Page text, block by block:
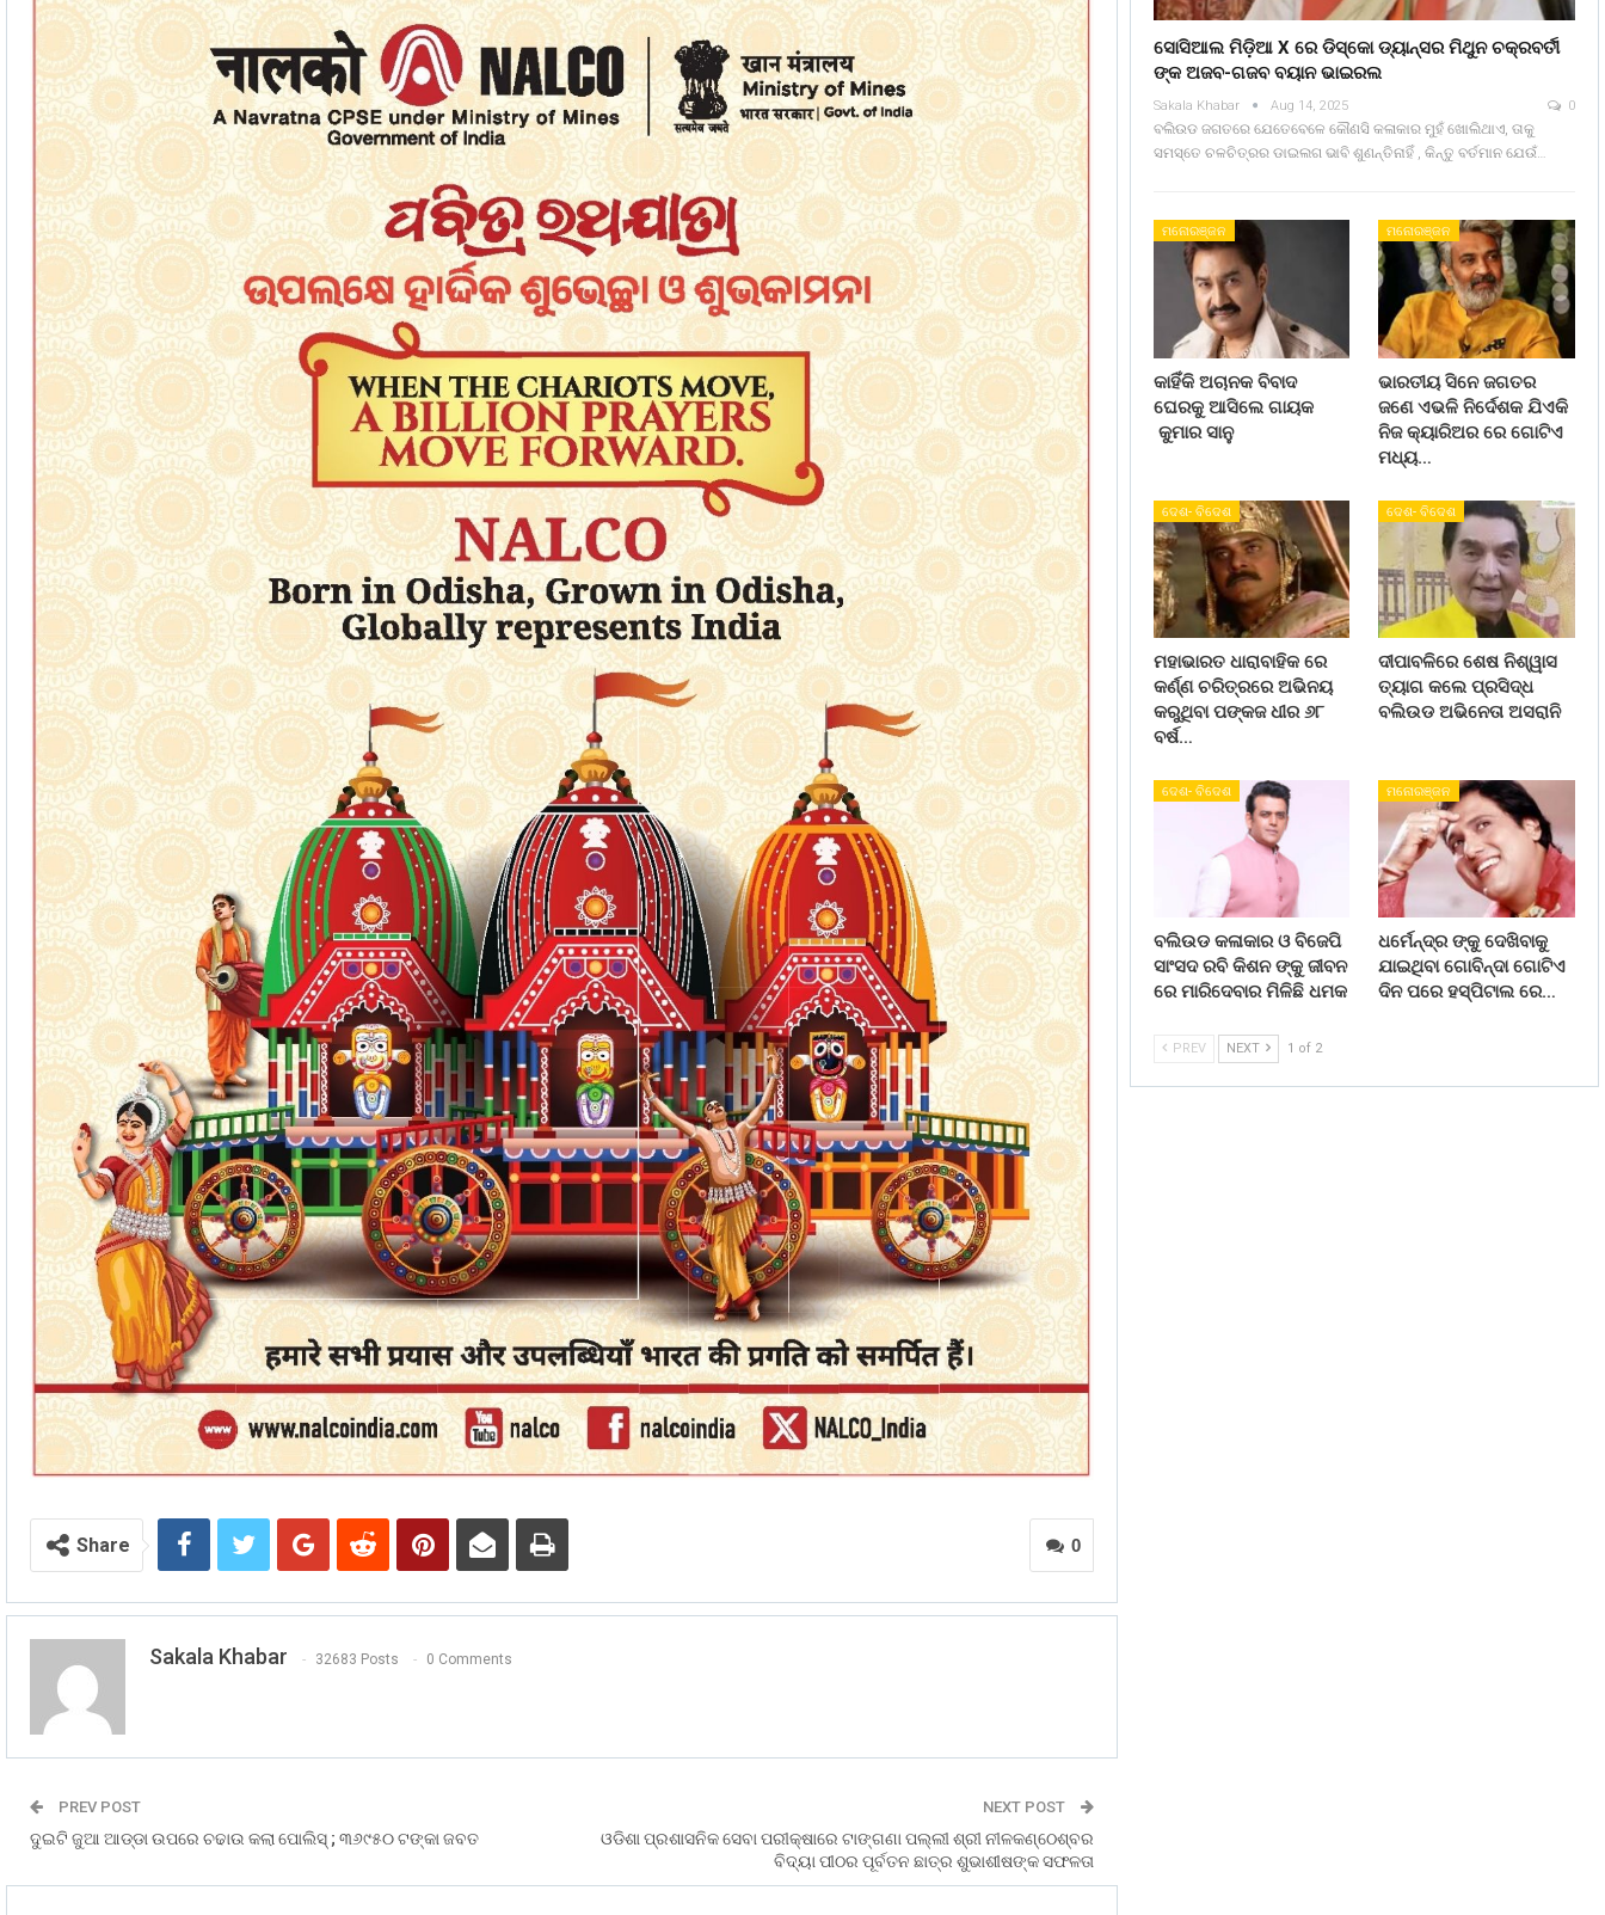
0
Share
Sakala Khabar 32683 Posts 0 Comments
PREV POST
ଦୁଇଟି ଜୁଆ ଆଡ୍ଡା ଉପରେ ଚଢାଉ କଲା ପୋଲିସ୍ ; ୩୬୯୫୦ ଟଙ୍କା ଜବତ
NEXT POST
ଓଡିଶା ପ୍ରଶାସନିକ ସେବା ପରୀକ୍ଷାରେ ଟାଙ୍ଗଣା ପଲ୍ଲୀ ଶ୍ରୀ ନୀଳକଣ୍ଠେଶ୍ବର
ବିଦ୍ୟା ପୀଠର ପୂର୍ବତନ ଛାତ୍ର ଶୁଭାଶୀଷଙ୍କ ସଫଳତା
ସୋସିଆଲ ମିଡ଼ିଆ X ରେ ଡିସ୍କୋ ଡ୍ୟାନ୍ସର ମିଥୁନ ଚକ୍ରବର୍ତୀ
ଙ୍କ ଅଜବ-ଗଜବ ବୟାନ ଭାଇରଲ
Sakala Khabar Aug 14, 2025 0
ବଲିଉଡ ଜଗତରେ ଯେତେବେଳେ କୌଣସି କଳାକାର ମୁହଁ ଖୋଲିଥାଏ, ତାକୁ
ସମସ୍ତେ ଚଳଚିତ୍ରର ଡାଇଲଗ ଭାବି ଶୁଣନ୍ତିନାହିଁ , କିନ୍ତୁ ବର୍ତମାନ ଯେଉଁ…
ମନୋରଞ୍ଜନ
କାହିଁକି ଅଚାନକ ବିବାଦ
ଘେରକୁ ଆସିଲେ ଗାୟକ
କୁମାର ସାନୁ
ମନୋରଞ୍ଜନ
ଭାରତୀୟ ସିନେ ଜଗତର
ଜଣେ ଏଭଳି ନିର୍ଦେଶକ ଯିଏକି
ନିଜ କ୍ୟାରିଅର ରେ ଗୋଟିଏ
ମଧ୍ୟ…
ଦେଶ- ବିଦେଶ
ମହାଭାରତ ଧାରାବାହିକ ରେ
କର୍ଣ୍ଣ ଚରିତ୍ରରେ ଅଭିନୟ
କରୁଥିବା ପଙ୍କଜ ଧୀର ୬୮
ବର୍ଷ…
ଦେଶ- ବିଦେଶ
ଦୀପାବଳିରେ ଶେଷ ନିଶ୍ୱାସ
ତ୍ୟାଗ କଲେ ପ୍ରସିଦ୍ଧ
ବଲିଉଡ ଅଭିନେତା ଅସରାନି
ଦେଶ- ବିଦେଶ
ବଲିଉଡ କଳାକାର ଓ ବିଜେପି
ସାଂସଦ ରବି କିଶନ ଙ୍କୁ ଜୀବନ
ରେ ମାରିଦେବାର ମିଳିଛି ଧମକ
ମନୋରଞ୍ଜନ
ଧର୍ମେନ୍ଦ୍ର ଙ୍କୁ ଦେଖିବାକୁ
ଯାଇଥିବା ଗୋବିନ୍ଦା ଗୋଟିଏ
ଦିନ ପରେ ହସ୍ପିଟାଲ ରେ…
PREV NEXT 1 of 2